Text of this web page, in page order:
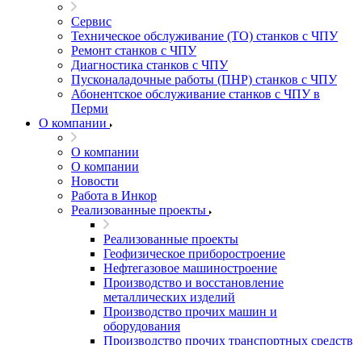
Сервис
Техническое обслуживание (ТО) станков с ЧПУ
Ремонт станков с ЧПУ
Диагностика станков с ЧПУ
Пусконаладочные работы (ПНР) станков с ЧПУ
Абонентское обслуживание станков с ЧПУ в
Перми
О компании
О компании
О компании
Новости
Работа в Инкор
Реализованные проекты
Реализованные проекты
Геофизическое приборостроение
Нефтегазовое машиностроение
Производство и восстановление
металлических изделий
Производство прочих машин и
оборудования
Производство прочих транспортных средств